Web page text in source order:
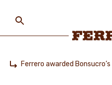
main
content